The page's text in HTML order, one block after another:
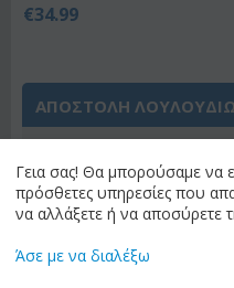
€34.99
ΑΠΟΣΤΟΛΗ
Έχετε επιλέξει
Προάστια
προορισμό αποστολής.
προορισμό, παρακαλώ
προορισμού" για να
για τον προορισμό σας.
Γεια σας! Θα μπορούσαμε να
πρόσθετες υπηρεσίες που
να αλλάξετε ή να αποσύρετε
Άσε με να διαλέξω